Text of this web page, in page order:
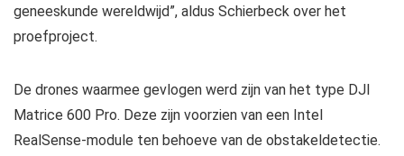
geneeskunde wereldwijd”, aldus Schierbeck over het
proefproject.
De drones waarmee gevlogen werd zijn van het type DJI
Matrice 600 Pro. Deze zijn voorzien van een Intel
RealSense-module ten behoeve van de obstakeldetectie.